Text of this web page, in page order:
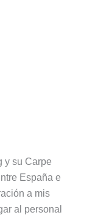
y su Carpe
España e
a mis
al personal